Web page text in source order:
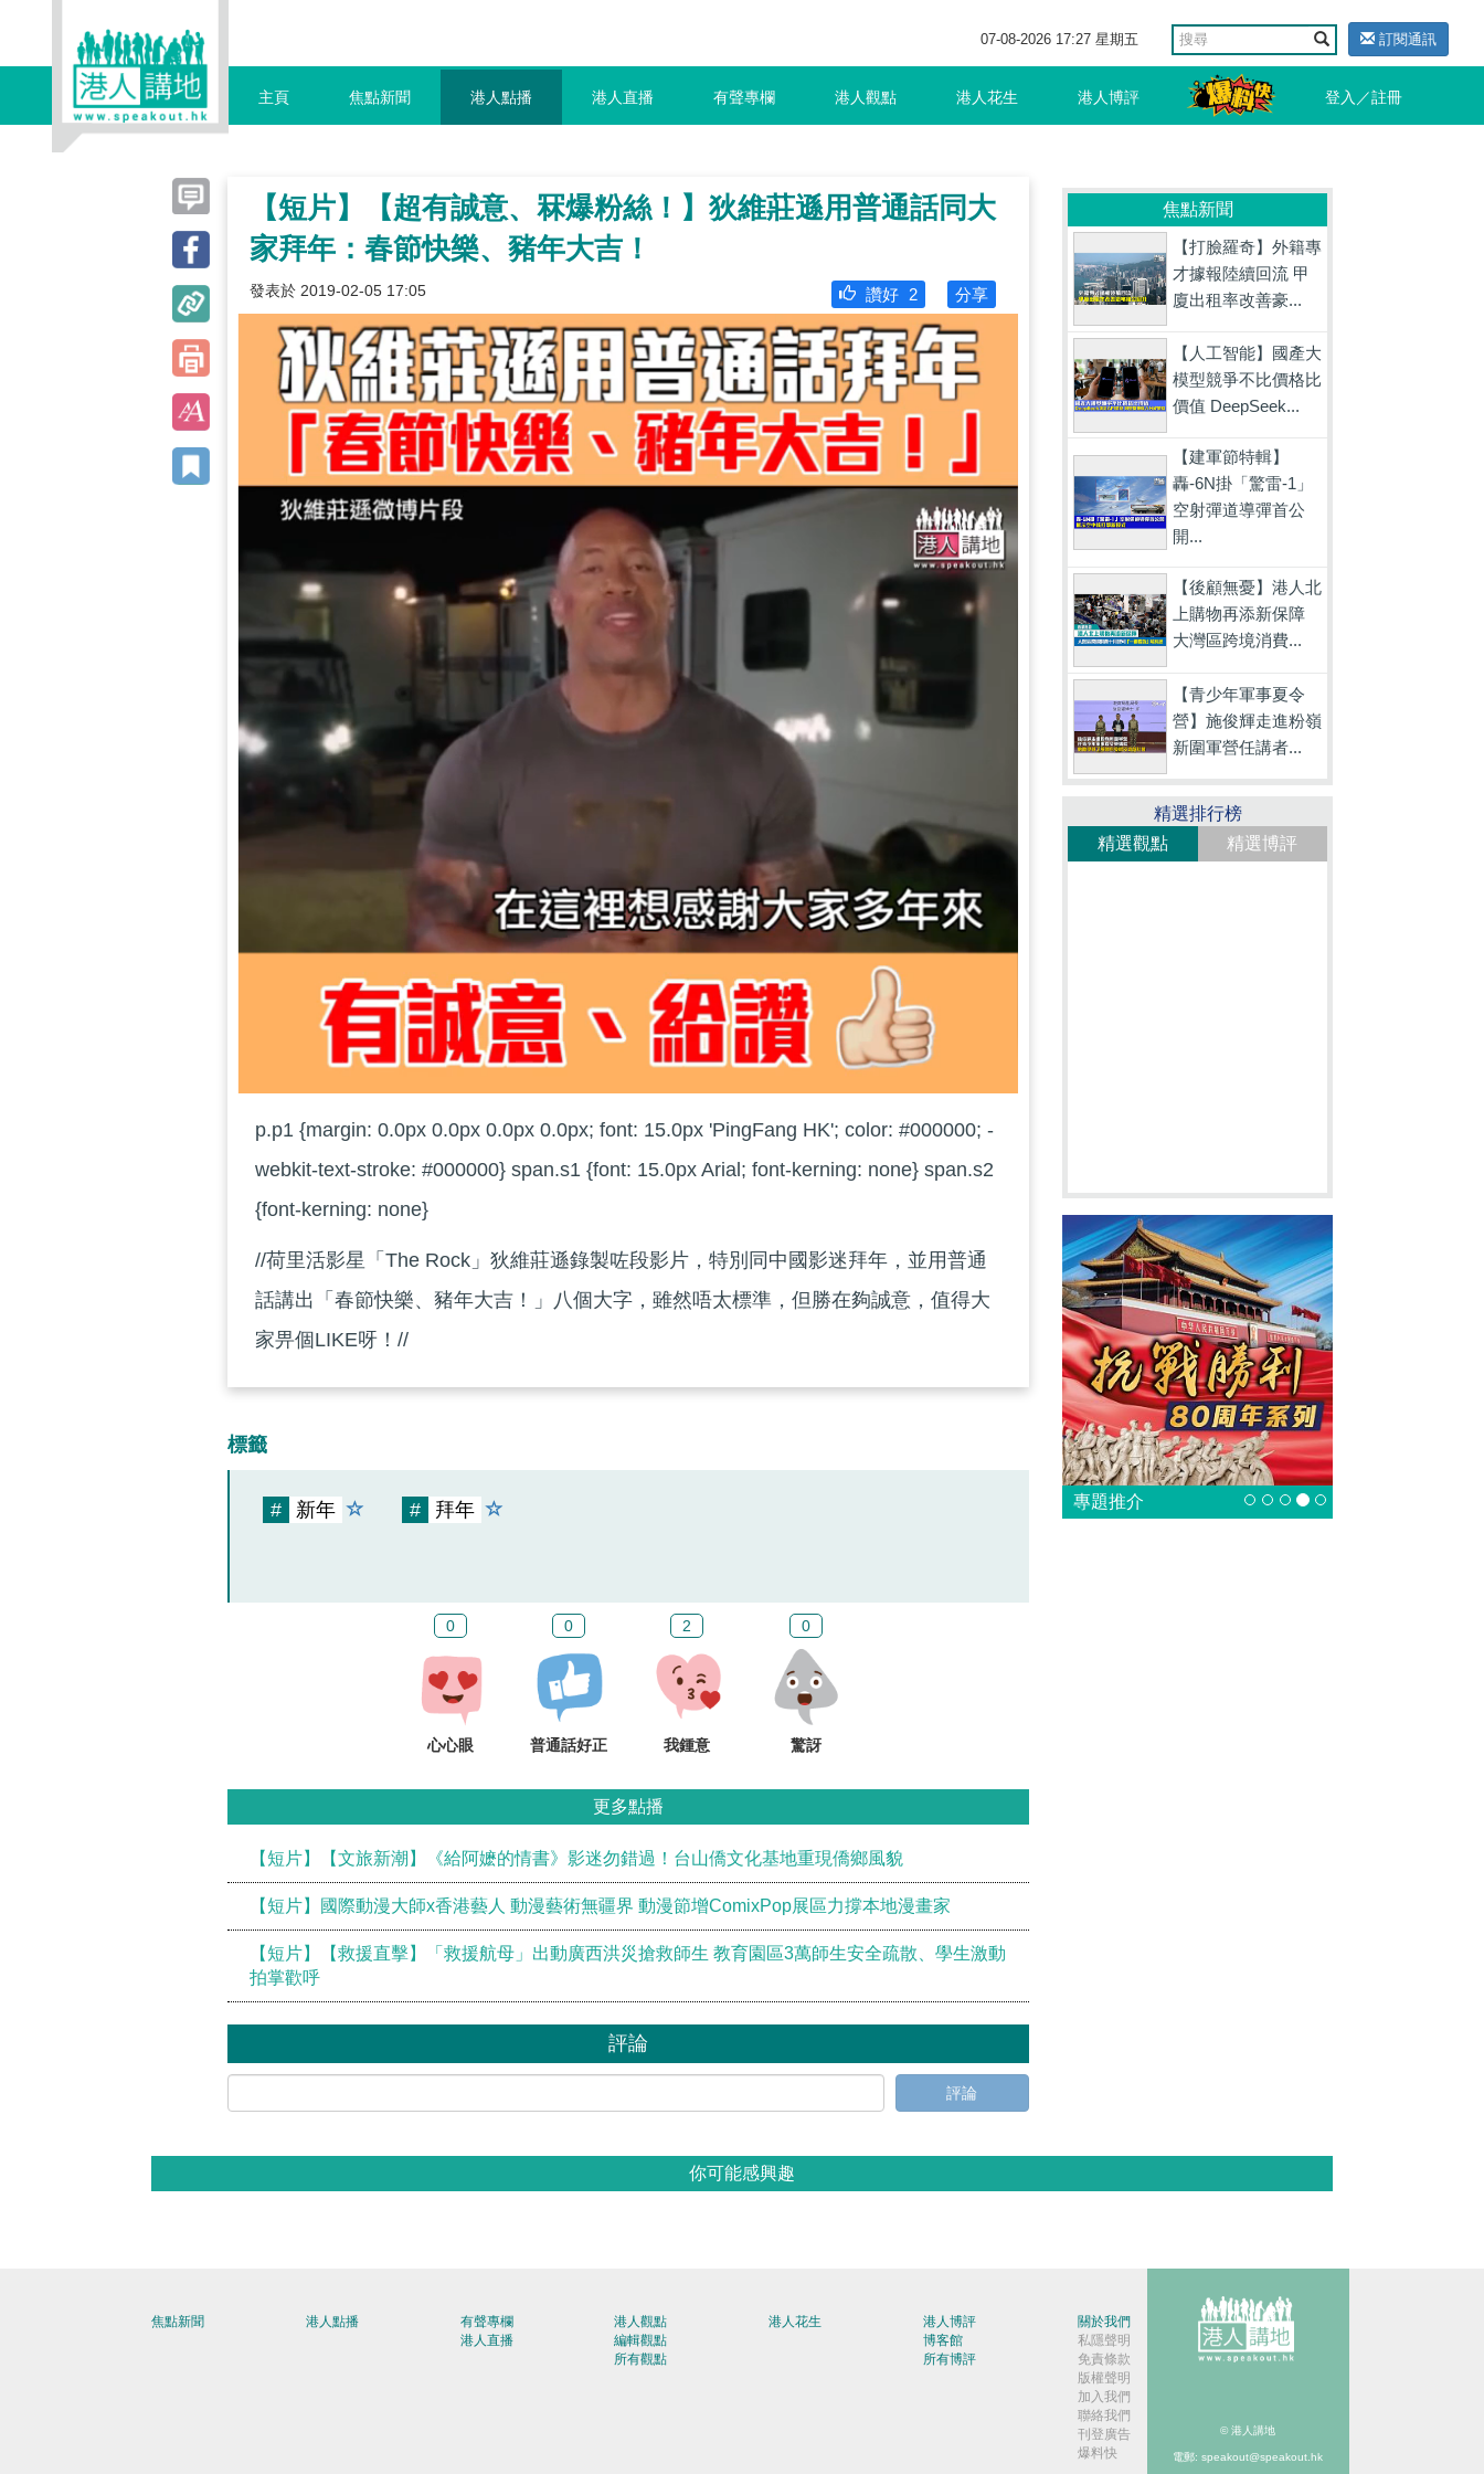
07-08-2026 17:27 星期五 訂閱通訊
主頁 焦點新聞 港人點播 港人直播 有聲專欄 港人觀點 港人花生 港人博評 登入／註冊
【短片】【超有誠意、冧爆粉絲！】狄維莊遜用普通話同大
家拜年：春節快樂、豬年大吉！
發表於 2019-02-05 17:05 分享
讚好 2
p.p1 {margin: 0.0px 0.0px 0.0px 0.0px; font: 15.0px 'PingFang HK'; color: #000000; -
webkit-text-stroke: #000000} span.s1 {font: 15.0px Arial; font-kerning: none} span.s2
{font-kerning: none}
//荷里活影星「The Rock」狄維莊遜錄製咗段影片，特別同中國影迷拜年，並用普通
話講出「春節快樂、豬年大吉！」八個大字，雖然唔太標準，但勝在夠誠意，值得大
家畀個LIKE呀！//
標籤
# 新年 # 拜年
0
心心眼
0
普通話好正
2
我鍾意
0
驚訝
更多點播
【短片】【文旅新潮】《給阿嬷的情書》影迷勿錯過！台山僑文化基地重現僑鄉風貌
【短片】國際動漫大師x香港藝人 動漫藝術無疆界 動漫節增ComixPop展區力撐本地漫畫家
【短片】【救援直擊】「救援航母」出動廣西洪災搶救師生 教育園區3萬師生安全疏散、學生激動
拍掌歡呼
評論
評論
焦點新聞
【打臉羅奇】外籍專
才據報陸續回流 甲
廈出租率改善豪...
【人工智能】國產大
模型競爭不比價格比
價值 DeepSeek...
【建軍節特輯】
轟-6N掛「驚雷-1」
空射彈道導彈首公
開...
【後顧無憂】港人北
上購物再添新保障
大灣區跨境消費...
【青少年軍事夏令
營】施俊輝走進粉嶺
新圍軍營任講者...
精選排行榜
精選觀點
精選博評
專題推介
你可能感興趣
焦點新聞 港人點播
有聲專欄
港人直播
港人觀點
編輯觀點
所有觀點
港人花生
港人博評
博客館
所有博評
關於我們
私隱聲明
免責條款
版權聲明
加入我們
聯絡我們
刊登廣告
爆料快
© 港人講地
電郵: speakout@speakout.hk